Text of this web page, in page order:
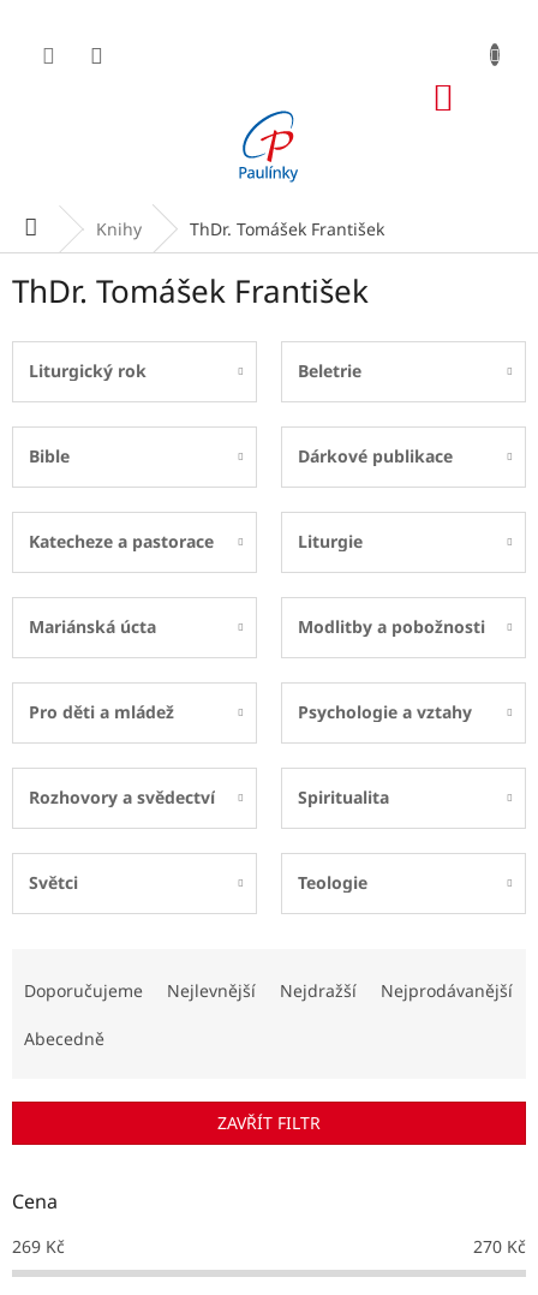
obsah
Domů Knihy ThDr. Tomášek František
ThDr. Tomášek František
Liturgický rok Beletrie
Bible Dárkové publikace
Katecheze a pastorace Liturgie
Mariánská úcta Modlitby a pobožnosti
Pro děti a mládež Psychologie a vztahy
Rozhovory a svědectví Spiritualita
Světci Teologie
r
d
k
t
Doporučujeme Nejlevnější Nejdražší Nejprodávanější
Abecedně
ZAVŘÍT FILTR
Cena
269 Kč 270 Kč